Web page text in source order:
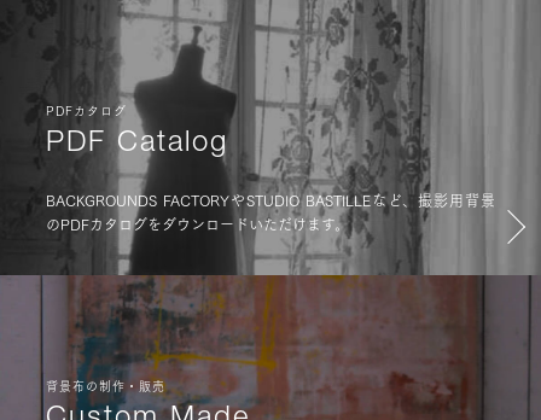
PDFカタログ
PDF Catalog
BACKGROUNDS FACTORYやSTUDIO BASTILLEなど、撮影用背景
のPDFカタログをダウンロードいただけます。
背景布の制作・販売